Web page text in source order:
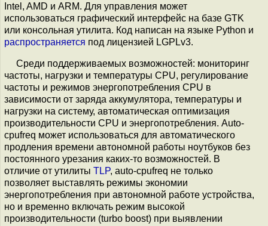
Intel, AMD и ARM. Для управления может
использоваться графический интерфейс на базе GTK
или консольная утилита. Код написан на языке Python и
распространяется под лицензией LGPLv3.
Среди поддерживаемых возможностей: мониторинг
частоты, нагрузки и температуры CPU, регулирование
частоты и режимов энергопотребления CPU в
зависимости от заряда аккумулятора, температуры и
нагрузки на систему, автоматическая оптимизация
производительности CPU и энергопотребления. Auto-
cpufreq может использоваться для автоматического
продления времени автономной работы ноутбуков без
постоянного урезания каких-то возможностей. В
отличие от утилиты TLP, auto-cpufreq не только
позволяет выставлять режимы экономии
энергопотребления при автономной работе устройства,
но и временно включать режим высокой
производительности (turbo boost) при выявлении